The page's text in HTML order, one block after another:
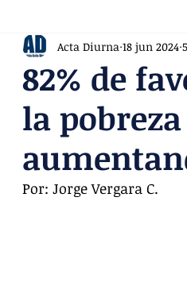
82% de
la
Acta Diurna 18 jun 2024
Por: Jorge Vergara C.